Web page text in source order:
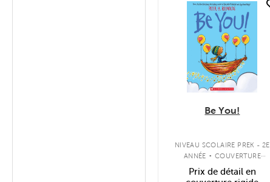
quick look
Be You!
NIVEAU SCOLAIRE PREK - 2E
ANNÉE . COUVERTURE
SOUPLE
Prix de détail en